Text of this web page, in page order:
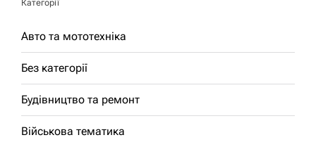
Категорії
Авто та мототехніка
Без категорії
Будівництво та ремонт
Військова тематика